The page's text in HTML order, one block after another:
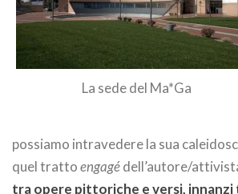
La sede del Ma*Ga
possiamo intravedere la sua
quel trattoengagédell’autore/
tra opere pittoriche e versi,